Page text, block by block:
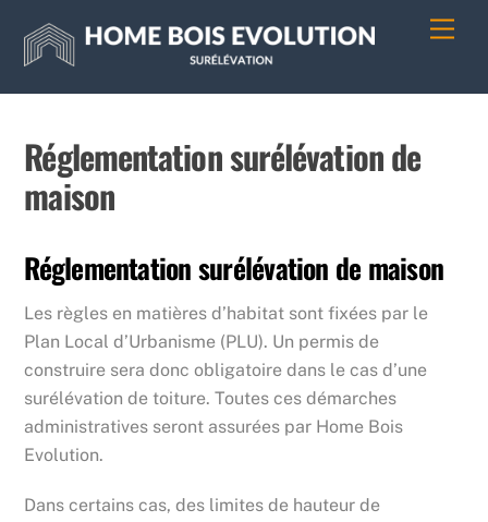
content
Réglementation surélévation de
maison
Réglementation surélévation de maison
Les règles en matières d’habitat sont fixées par le
Plan Local d’Urbanisme (PLU). Un permis de
construire sera donc obligatoire dans le cas d’une
surélévation de toiture. Toutes ces démarches
administratives seront assurées par Home Bois
Evolution.
Dans certains cas, des limites de hauteur de